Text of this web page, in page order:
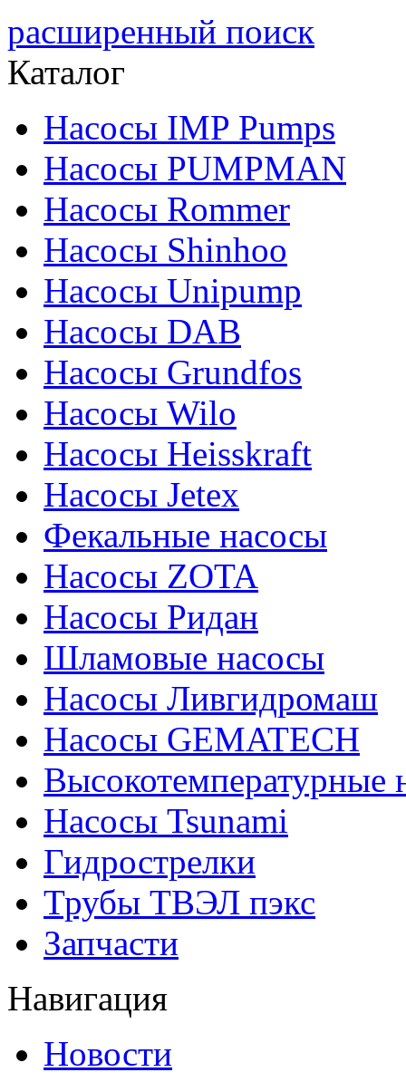
расширенный поиск
Каталог
Насосы IMP Pumps
Насосы PUMPMAN
Насосы Rommer
Насосы Shinhoo
Насосы Unipump
Насосы DAB
Насосы Grundfos
Насосы Wilo
Насосы Heisskraft
Насосы Jetex
Фекальные насосы
Насосы ZOTA
Насосы Ридан
Шламовые насосы
Насосы Ливгидромаш
Насосы GEMATECH
Высокотемпературные
Насосы Tsunami
Гидрострелки
Трубы ТВЭЛ пэкс
Запчасти
Навигация
Новости